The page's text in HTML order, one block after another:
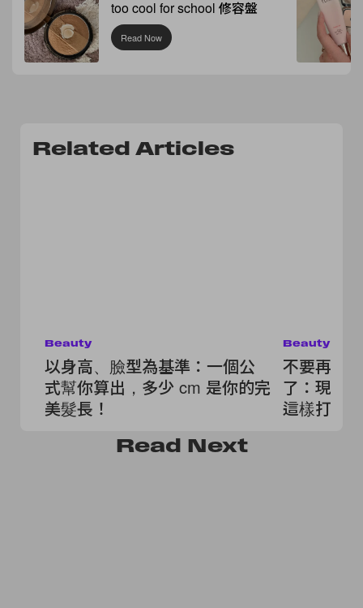
too cool for school 修容盤
Read Now
Related Articles
Beauty
以身高、臉型為基準：一個公
式幫你算出，多少 cm 是你的完
美髮長！
Beauty
不要再綁
了：現在
這樣打理
Read Next